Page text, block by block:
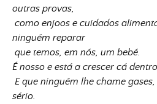
outras provas,
como enjoos e cuidados
ninguém reparar
que temos, em nós, um bebé.
É nosso e está a crescer cá dentro.
E que ninguém lhe chame
sério.